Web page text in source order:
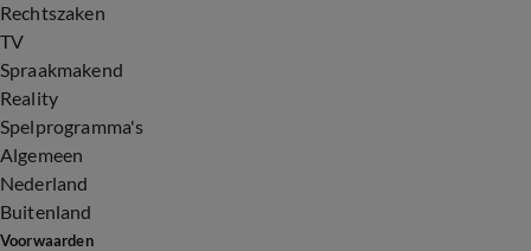
Rechtszaken
TV
Spraakmakend
Reality
Spelprogramma's
Algemeen
Nederland
Buitenland
Voorwaarden